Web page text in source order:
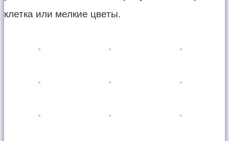
клетка или мелкие цветы.